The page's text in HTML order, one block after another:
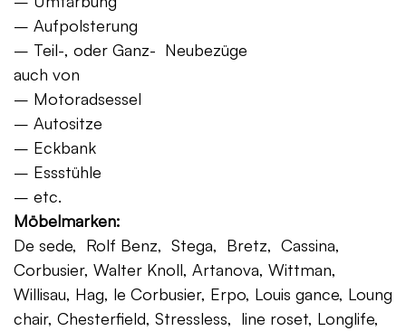
– Aufpolsterung
– Teil-, oder Ganz- Neubezüge
auch von
– Motoradsessel
– Autositze
– Eckbank
– Essstühle
– etc.
Möbelmarken:
De sede, Rolf Benz, Stega, Bretz, Cassina,
Corbusier, Walter Knoll, Artanova, Wittman,
Willisau, Hag, le Corbusier, Erpo, Louis gance, Loung
chair, Chesterfield, Stressless, line roset, Longlife,